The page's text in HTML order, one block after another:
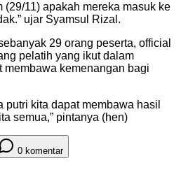
11) apakah mereka masuk ke
ujar Syamsul Rizal.
29 orang peserta, official
pelatih yang ikut dalam
membawa kemenangan bagi
putri kita dapat membawa hasil
semua,” pintanya (hen)
0 komentar